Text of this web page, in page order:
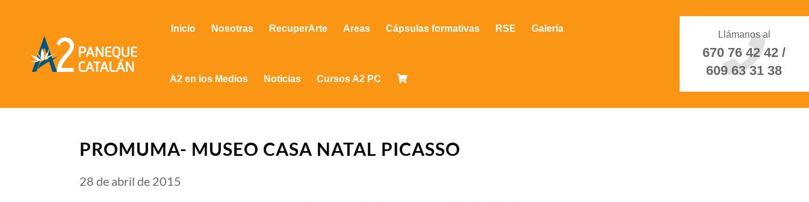
Inicio Nosotras RecuperArte Areas Cápsulas formativas RSE Galería
A2 en los Medios Noticias Cursos A2 PC
Llámanos al
670 76 42 42 /
609 63 31 38
PROMUMA- MUSEO CASA NATAL PICASSO
28 de abril de 2015